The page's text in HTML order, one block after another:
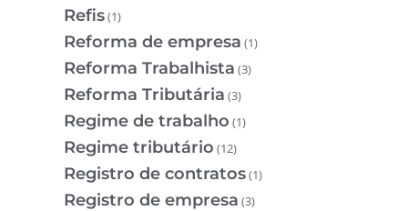
Refis(1)
Reforma de empresa (1)
Reforma Trabalhista (3)
Reforma Tributária (3)
Regime de trabalho (1)
Regime tributário (12)
Registro de contratos(1)
Registro de empresa (3)